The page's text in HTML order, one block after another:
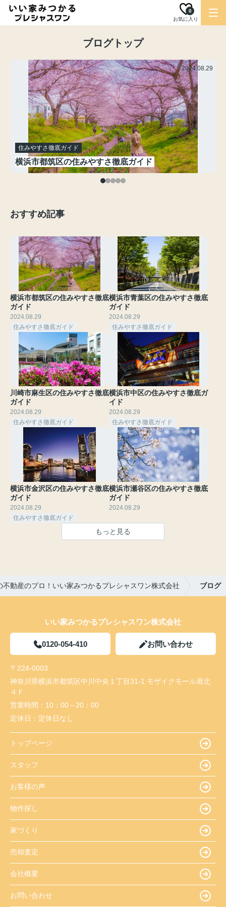
お気に入り
0
ブログトップ
2024.08.29
住みやすさ徹底ガイド
横浜市都筑区の住みやすさ徹底ガイド
おすすめ記事
横浜市都筑区の住みやすさ徹底
ガイド
2024.08.29
住みやすさ徹底ガイド
横浜市青葉区の住みやすさ徹底
ガイド
2024.08.29
住みやすさ徹底ガイド
川崎市麻生区の住みやすさ徹底
ガイド
2024.08.29
住みやすさ徹底ガイド
横浜市中区の住みやすさ徹底ガ
イド
2024.08.29
住みやすさ徹底ガイド
横浜市金沢区の住みやすさ徹底
ガイド
2024.08.29
住みやすさ徹底ガイド
横浜市瀬谷区の住みやすさ徹底
ガイド
2024.08.29
もっと見る
不動産のプロ！いい家みつかるプレシャスワン株式会社 ブログ
いい家みつかるプレシャスワン株式会社
0120-054-410 お問い合わせ
〒224-0003
神奈川県横浜市都筑区中川中央１丁目31-1 モザイクモール港北
４Ｆ
営業時間： 10：00～20：00
定休日： 定休日なし
トップページ
スタッフ
お客様の声
物件探し
家づくり
売却査定
会社概要
お問い合わせ